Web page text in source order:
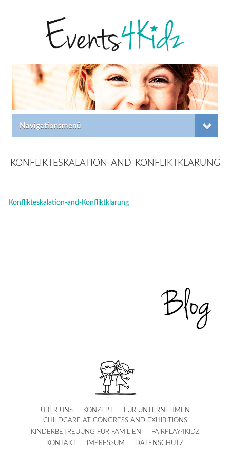
Navigationsmenü
KONFLIKTESKALATION-AND-KONFLIKTKLARUNG
Konflikteskalation-and-Konfliktklarung
ÜBER UNS KONZEPT
FÜR UNTERNEHMEN
CHILDCARE AT CONGRESS AND EXHIBITIONS
KINDERBETREUUNG FÜR FAMILIEN
FAIRPLAY4KIDZ
KONTAKT
IMPRESSUM DATENSCHUTZ